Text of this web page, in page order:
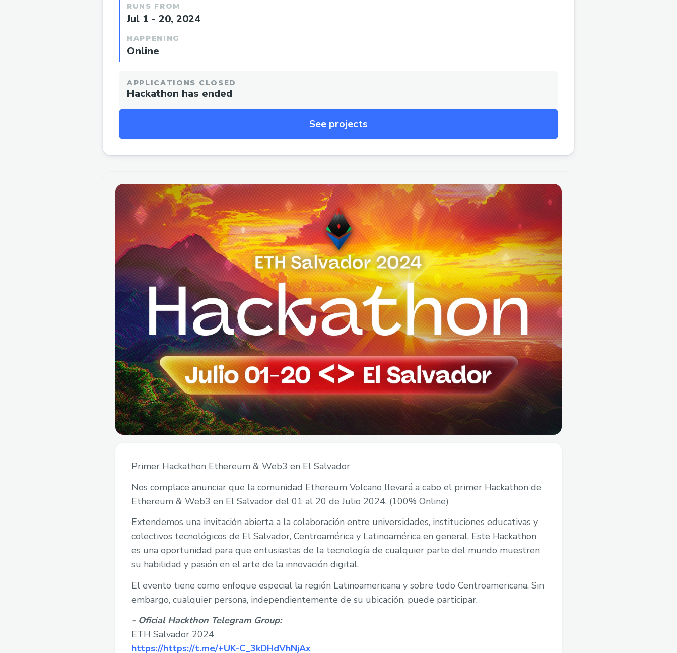
RUNS FROM
Jul 1 - 20, 2024
HAPPENING
Online
APPLICATIONS CLOSED
Hackathon has ended
See projects
Primer Hackathon Ethereum & Web3 en El Salvador
Nos complace anunciar que la comunidad Ethereum Volcano llevará a cabo el primer Hackathon de
Ethereum & Web3 en El Salvador del 01 al 20 de Julio 2024. (100% Online)
Extendemos una invitación abierta a la colaboración entre universidades, instituciones educativas y
colectivos tecnológicos de El Salvador, Centroamérica y Latinoamérica en general. Este Hackathon
es una oportunidad para que entusiastas de la tecnología de cualquier parte del mundo muestren
su habilidad y pasión en el arte de la innovación digital.
El evento tiene como enfoque especial la región Latinoamericana y sobre todo Centroamericana. Sin
embargo, cualquier persona, independientemente de su ubicación, puede participar,
- Oficial Hackthon Telegram Group:
ETH Salvador 2024
https://https://t.me/+UK-C_3kDHdVhNjAx